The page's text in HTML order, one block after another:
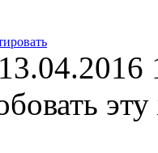
13.04.2016